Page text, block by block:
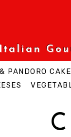
Italian
PANDORO